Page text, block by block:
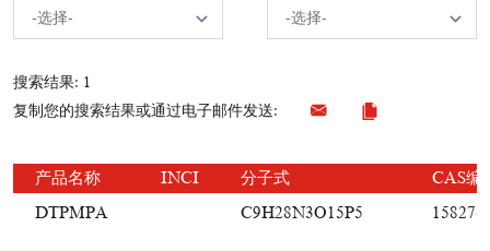
搜索结果: 1
复制您的搜索结果或通过电子邮件发送:
产品名称 INCI 分子式
CAS编
DTPMPA
C9H28N3O15P5 15827-